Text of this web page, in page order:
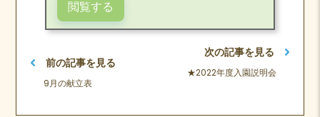
前の記事を見る
9月の献立表
次の記事を見る
★2022年度入園説明会